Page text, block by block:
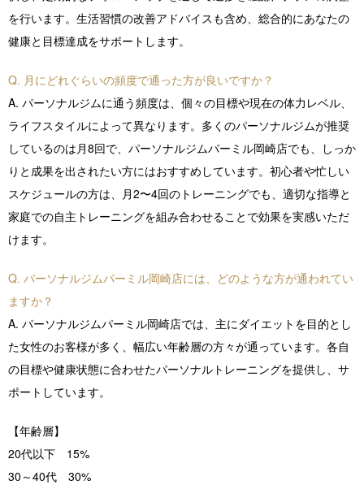
を行います。生活習慣の改善アドバイスも含め、総合的にあなたの
健康と目標達成をサポートします。
Q. 月にどれぐらいの頻度で通った方が良いですか？
A. パーソナルジムに通う頻度は、個々の目標や現在の体力レベル、
ライフスタイルによって異なります。多くのパーソナルジムが推奨
しているのは月8回で、パーソナルジムパーミル岡崎店でも、しっか
りと成果を出されたい方にはおすすめしています。初心者や忙しい
スケジュールの方は、月2〜4回のトレーニングでも、適切な指導と
家庭での自主トレーニングを組み合わせることで効果を実感いただ
けます。
Q. パーソナルジムパーミル岡崎店には、どのような方が通われてい
ますか？
A. パーソナルジムパーミル岡崎店では、主にダイエットを目的とし
た女性のお客様が多く、幅広い年齢層の方々が通っています。各自
の目標や健康状態に合わせたパーソナルトレーニングを提供し、サ
ポートしています。
【年齢層】
20代以下 15%
30～40代 30%